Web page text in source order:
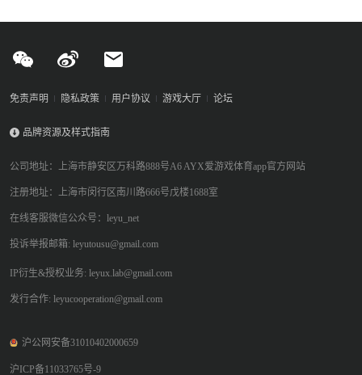
免责声明 隐私政策 用户协议 游戏大厅 论坛
品牌资源及样式指南
公司地址：上海市静安区万科路888号A6 AYX爱游戏体育app官方网站
注册地址：上海市闵行区南川路666号戊楼1688室
在线客服微信公众号：leyu_net
投诉举报邮箱: leyutousu@gmail.com
IP衍生&授权业务: leyux.lab@gmail.com
发行合作: leyucooperation@gmail.com
沪公网安备31010402000659
沪ICP备11033765号-9